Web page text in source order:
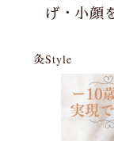
げ・小顔
灸Style